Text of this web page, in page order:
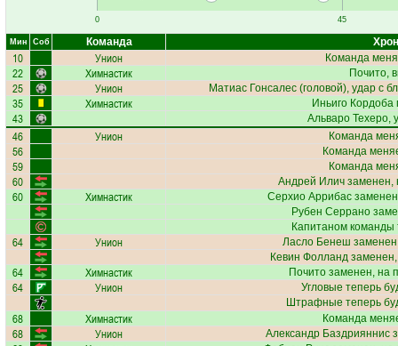
0 45
Мин Соб Команда
10 Унион Команда
22 Химнастик Почито,
25 Унион Матиас Гонсалес (головой), удар с
35 Химнастик Иньиго Кордоба
43 Альваро Техеро,
46 Унион Команда
56 Команда
59 Команда
60 Андрей Иличзаменен,
60 Химнастик Серхио Аррибас
Рубен Серрано
Капитаном команды
64 Унион Ласло Бенеш
Кевин Фолланд
64 Химнастик Почито заменен, на
64 Унион
Угловые теперь
Штрафные теперь
68 Химнастик Команда
68 Унион Александр Баздрияннис